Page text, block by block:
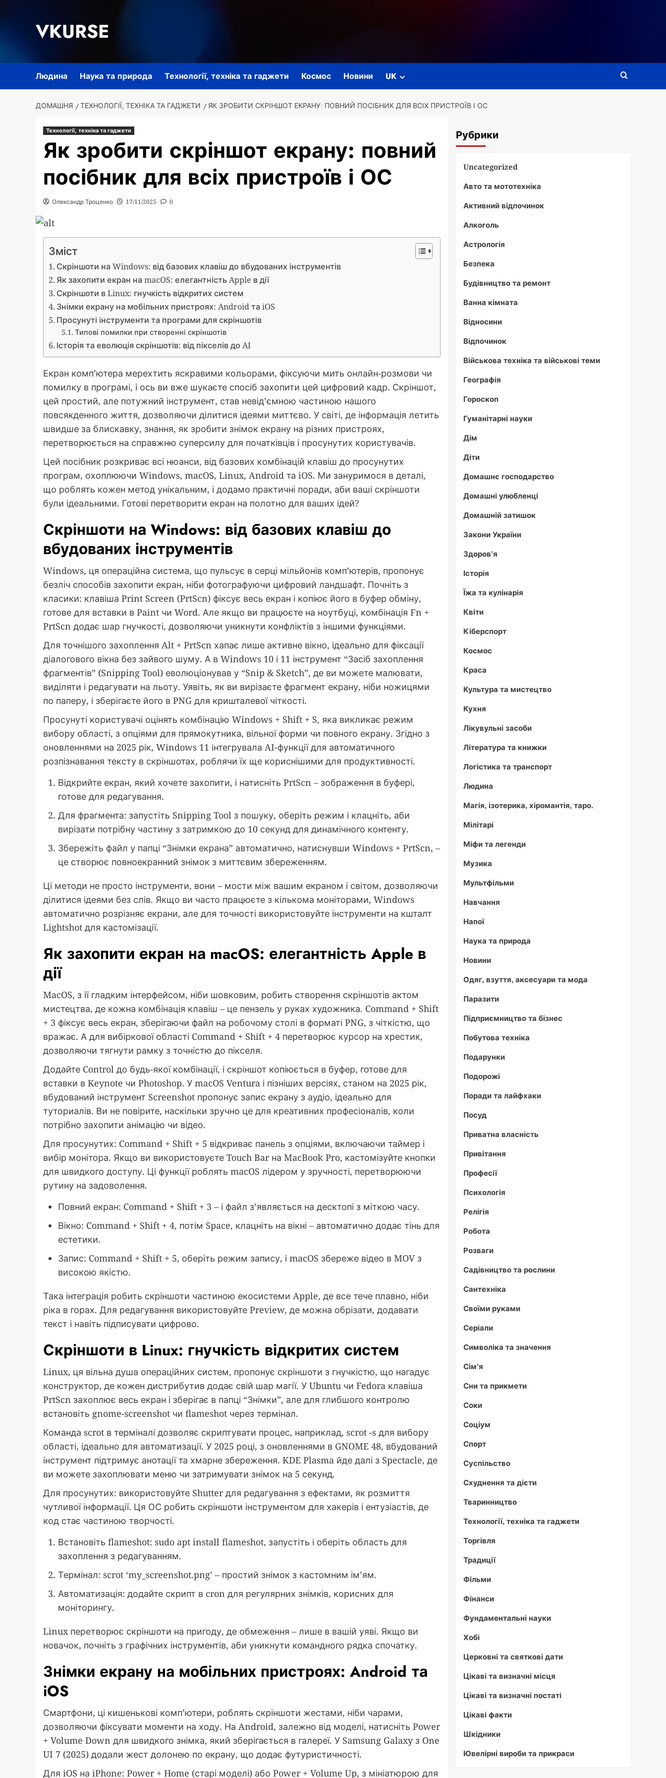
VKURSE
Людина Наука та природа Технології, техніка та гаджети Космос Новини UK
ДОМАШНЯ ТЕХНОЛОГІЇ, ТЕХНІКА ТА ГАДЖЕТИ ЯК ЗРОБИТИ СКРІНШОТ ЕКРАНУ: ПОВНИЙ ПОСІБНИК ДЛЯ ВСІХ ПРИСТРОЇВ І ОС
Технології, техніка та гаджети
Як зробити скріншот екрану: повний
посібник для всіх пристроїв і ОС
Олександр Троценко 17/11/2025 0
Зміст
Скріншоти на Windows: від базових клавіш до вбудованих інструментів
Як захопити екран на macOS: елегантність Apple в дії
Скріншоти в Linux: гнучкість відкритих систем
Знімки екрану на мобільних пристроях: Android та iOS
Просунуті інструменти та програми для скріншотів
Типові помилки при створенні скріншотів
Історія та еволюція скріншотів: від пікселів до AI
Екран комп’ютера мерехтить яскравими кольорами, фіксуючи мить онлайн-розмови чи
помилку в програмі, і ось ви вже шукаєте спосіб захопити цей цифровий кадр. Скріншот,
цей простий, але потужний інструмент, став невід’ємною частиною нашого
повсякденного життя, дозволяючи ділитися ідеями миттєво. У світі, де інформація летить
швидше за блискавку, знання, як зробити знімок екрану на різних пристроях,
перетворюється на справжню суперсилу для початківців і просунутих користувачів.
Цей посібник розкриває всі нюанси, від базових комбінацій клавіш до просунутих
програм, охоплюючи Windows, macOS, Linux, Android та iOS. Ми зануримося в деталі,
що роблять кожен метод унікальним, і додамо практичні поради, аби ваші скріншоти
були ідеальними. Готові перетворити екран на полотно для ваших ідей?
Скріншоти на Windows: від базових клавіш до
вбудованих інструментів
Windows, ця операційна система, що пульсує в серці мільйонів комп’ютерів, пропонує
безліч способів захопити екран, ніби фотографуючи цифровий ландшафт. Почніть з
класики: клавіша Print Screen (PrtScn) фіксує весь екран і копіює його в буфер обміну,
готове для вставки в Paint чи Word. Але якщо ви працюєте на ноутбуці, комбінація Fn +
PrtScn додає шар гнучкості, дозволяючи уникнути конфліктів з іншими функціями.
Для точнішого захоплення Alt + PrtScn хапає лише активне вікно, ідеально для фіксації
діалогового вікна без зайвого шуму. А в Windows 10 і 11 інструмент “Засіб захоплення
фрагментів” (Snipping Tool) еволюціонував у “Snip & Sketch”, де ви можете малювати,
виділяти і редагувати на льоту. Уявіть, як ви вирізаєте фрагмент екрану, ніби ножицями
по паперу, і зберігаєте його в PNG для кришталевої чіткості.
Просунуті користувачі оцінять комбінацію Windows + Shift + S, яка викликає режим
вибору області, з опціями для прямокутника, вільної форми чи повного екрану. Згідно з
оновленнями на 2025 рік, Windows 11 інтегрувала AI-функції для автоматичного
розпізнавання тексту в скріншотах, роблячи їх ще кориснішими для продуктивності.
Відкрийте екран, який хочете захопити, і натисніть PrtScn – зображення в буфері,
готове для редагування.
Для фрагмента: запустіть Snipping Tool з пошуку, оберіть режим і клацніть, аби
вирізати потрібну частину з затримкою до 10 секунд для динамічного контенту.
Збережіть файл у папці “Знімки екрана” автоматично, натиснувши Windows + PrtScn, –
це створює повноекранний знімок з миттєвим збереженням.
Ці методи не просто інструменти, вони – мости між вашим екраном і світом, дозволяючи
ділитися ідеями без слів. Якщо ви часто працюєте з кількома моніторами, Windows
автоматично розрізняє екрани, але для точності використовуйте інструменти на кшталт
Lightshot для кастомізації.
Як захопити екран на macOS: елегантність Apple в
дії
MacOS, з її гладким інтерфейсом, ніби шовковим, робить створення скріншотів актом
мистецтва, де кожна комбінація клавіш – це пензель у руках художника. Command + Shift
+ 3 фіксує весь екран, зберігаючи файл на робочому столі в форматі PNG, з чіткістю, що
вражає. А для вибіркової області Command + Shift + 4 перетворює курсор на хрестик,
дозволяючи тягнути рамку з точністю до пікселя.
Додайте Control до будь-якої комбінації, і скріншот копіюється в буфер, готове для
вставки в Keynote чи Photoshop. У macOS Ventura і пізніших версіях, станом на 2025 рік,
вбудований інструмент Screenshot пропонує запис екрану з аудіо, ідеально для
туториалів. Ви не повірите, наскільки зручно це для креативних професіоналів, коли
потрібно захопити анімацію чи відео.
Для просунутих: Command + Shift + 5 відкриває панель з опціями, включаючи таймер і
вибір монітора. Якщо ви використовуєте Touch Bar на MacBook Pro, кастомізуйте кнопки
для швидкого доступу. Ці функції роблять macOS лідером у зручності, перетворюючи
рутину на задоволення.
Повний екран: Command + Shift + 3 – і файл з’являється на десктопі з міткою часу.
Вікно: Command + Shift + 4, потім Space, клацніть на вікні – автоматично додає тінь для
естетики.
Запис: Command + Shift + 5, оберіть режим запису, і macOS збереже відео в MOV з
високою якістю.
Така інтеграція робить скріншоти частиною екосистеми Apple, де все тече плавно, ніби
ріка в горах. Для редагування використовуйте Preview, де можна обрізати, додавати
текст і навіть підписувати цифрово.
Скріншоти в Linux: гнучкість відкритих систем
Linux, ця вільна душа операційних систем, пропонує скріншоти з гнучкістю, що нагадує
конструктор, де кожен дистрибутив додає свій шар магії. У Ubuntu чи Fedora клавіша
PrtScn захоплює весь екран і зберігає в папці “Знімки”, але для глибшого контролю
встановіть gnome-screenshot чи flameshot через термінал.
Команда scrot в терміналі дозволяє скриптувати процес, наприклад, scrot -s для вибору
області, ідеально для автоматизації. У 2025 році, з оновленнями в GNOME 48, вбудований
інструмент підтримує анотації та хмарне збереження. KDE Plasma йде далі з Spectacle, де
ви можете захоплювати меню чи затримувати знімок на 5 секунд.
Для просунутих: використовуйте Shutter для редагування з ефектами, як розмиття
чутливої інформації. Ця ОС робить скріншоти інструментом для хакерів і ентузіастів, де
код стає частиною творчості.
Встановіть flameshot: sudo apt install flameshot, запустіть і оберіть область для
захоплення з редагуванням.
Термінал: scrot ‘my_screenshot.png’ – простий знімок з кастомним ім’ям.
Автоматизація: додайте скрипт в cron для регулярних знімків, корисних для
моніторингу.
Linux перетворює скріншоти на пригоду, де обмеження – лише в вашій уяві. Якщо ви
новачок, почніть з графічних інструментів, аби уникнути командного рядка спочатку.
Знімки екрану на мобільних пристроях: Android та
iOS
Смартфони, ці кишенькові комп’ютери, роблять скріншоти жестами, ніби чарами,
дозволяючи фіксувати моменти на ходу. На Android, залежно від моделі, натисніть Power
+ Volume Down для швидкого знімка, який зберігається в галереї. У Samsung Galaxy з One
UI 7 (2025) додали жест долонею по екрану, що додає футуристичності.
Для iOS на iPhone: Power + Home (старі моделі) або Power + Volume Up, з мініатюрою для
Рубрики
Uncategorized
Авто та мототехніка
Активний відпочинок
Алкоголь
Астрологія
Безпека
Будівництво та ремонт
Ванна кімната
Відносини
Відпочинок
Військова техніка та військові теми
Географія
Гороскоп
Гуманітарні науки
Дім
Діти
Домашнє господарство
Домашні улюбленці
Домашній затишок
Закони України
Здоров'я
Історія
Їжа та кулінарія
Квіти
Кіберспорт
Космос
Краса
Культура та мистецтво
Кухня
Лікувульні засоби
Література та книжки
Логістика та транспорт
Людина
Магія, ізотерика, хіромантія, таро.
Мілітарі
Міфи та легенди
Музика
Мультфільми
Навчання
Напої
Наука та природа
Новини
Одяг, взуття, аксесуари та мода
Паразити
Підприємництво та бізнес
Побутова техніка
Подарунки
Подорожі
Поради та лайфхаки
Посуд
Приватна власність
Привітання
Професії
Психологія
Релігія
Робота
Розваги
Садівництво та рослини
Сантехніка
Своїми руками
Серіали
Символіка та значення
Сім'я
Сни та прикмети
Соки
Соціум
Спорт
Суспільство
Схуднення та дієти
Тваринництво
Технології, техніка та гаджети
Торгівля
Традиції
Фільми
Фінанси
Фундаментальні науки
Хобі
Церковні та святкові дати
Цікаві та визначні місця
Цікаві та визначні постаті
Цікаві факти
Шкідники
Ювелірні вироби та прикраси